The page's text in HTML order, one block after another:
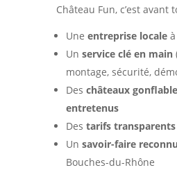
Château Fun, c’est avant
Une entreprise localeà
Un service clé en main
montage, sécurité,
Des châteaux
entretenus
Des tarifs
Un savoir-faire reconnu
Bouches-du-Rhône